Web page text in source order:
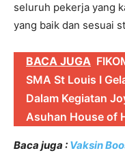
seluruh pekerja yang
yang baik dan sesuai
BACA JUGA
SMA St Louis I
Dalam Kegiatan
Asuhan House of
Baca juga : Vaksin